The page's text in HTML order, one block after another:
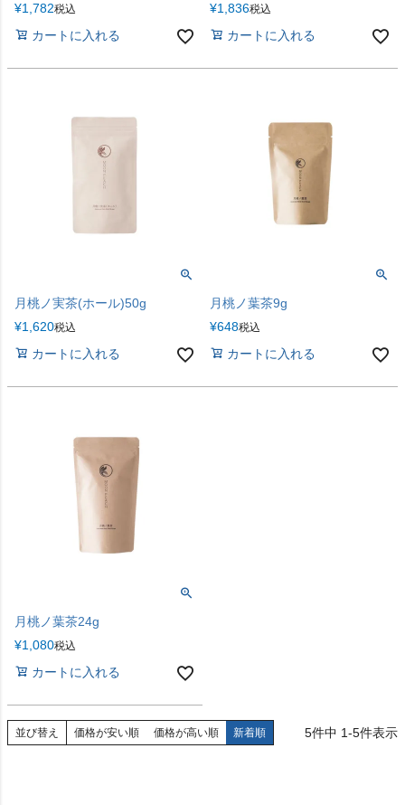
¥1,782税込
カートに入れる
¥1,836税込
カートに入れる
月桃ノ実茶(ホール)50g
¥1,620税込
カートに入れる
月桃ノ葉茶9g
¥648税込
カートに入れる
月桃ノ葉茶24g
¥1,080税込
カートに入れる
並び替え 価格が安い順 価格が高い順 新着順 5件中 1-5件表示